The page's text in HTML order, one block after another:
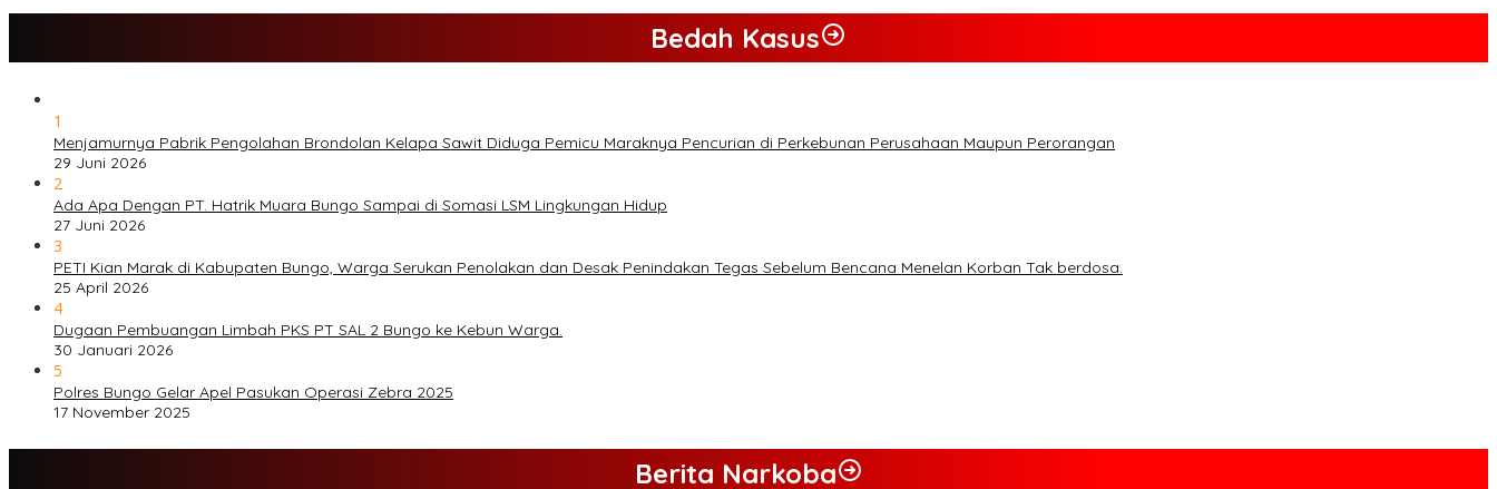
Bedah Kasus
1
Menjamurnya Pabrik Pengolahan Brondolan Kelapa Sawit Diduga Pemicu Maraknya Pencurian di Perkebunan Perusahaan Maupun Perorangan
29 Juni 2026
2
Ada Apa Dengan PT. Hatrik Muara Bungo Sampai di Somasi LSM Lingkungan Hidup
27 Juni 2026
3
PETI Kian Marak di Kabupaten Bungo, Warga Serukan Penolakan dan Desak Penindakan Tegas Sebelum Bencana Menelan Korban Tak berdosa.
25 April 2026
4
Dugaan Pembuangan Limbah PKS PT SAL 2 Bungo ke Kebun Warga.
30 Januari 2026
5
Polres Bungo Gelar Apel Pasukan Operasi Zebra 2025
17 November 2025
Berita Narkoba